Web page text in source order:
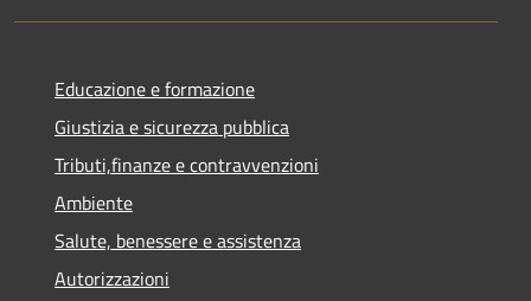
Educazione e formazione
Giustizia e sicurezza pubblica
Tributi,finanze e contravvenzioni
Ambiente
Salute, benessere e assistenza
Autorizzazioni